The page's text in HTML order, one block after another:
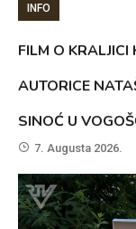
INFO
FILM O
AUTORICE
SINOĆ U
7. Augusta 2026.